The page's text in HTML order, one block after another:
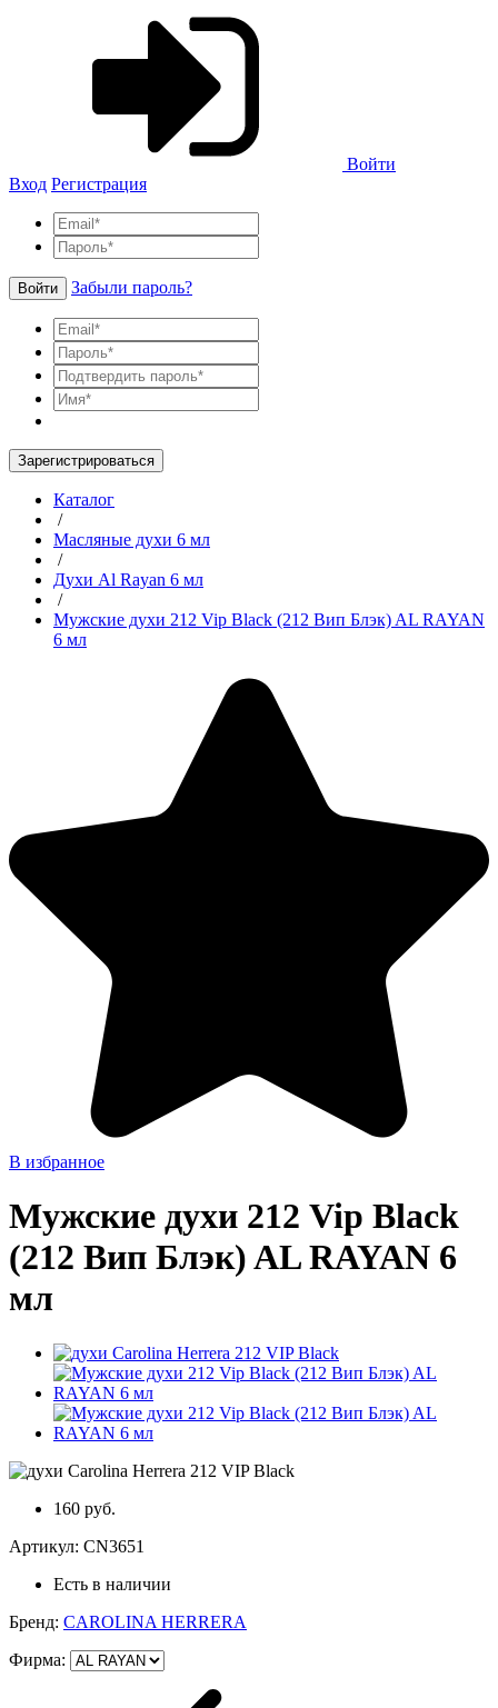
Войти
Вход Регистрация
Войти Забыли пароль?
Зарегистрироваться
Каталог
/
Масляные духи 6 мл
/
Духи Al Rayan 6 мл
/
Мужские духи 212 Vip Black (212 Вип Блэк) AL RAYAN
6 мл
В избранное
Мужские духи 212 Vip Black
(212 Вип Блэк) AL RAYAN 6
мл
160 руб.
Артикул: CN3651
Есть в наличии
Бренд: CAROLINA HERRERA
Фирма: